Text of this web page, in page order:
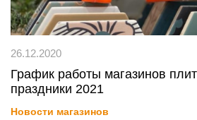
26.12.2020
График работы магазинов
праздники 2021
Новости магазинов